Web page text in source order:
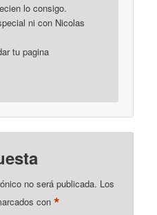
lo consigo.
ni con Nicolas
tu pagina
no será publicada. Los
con*